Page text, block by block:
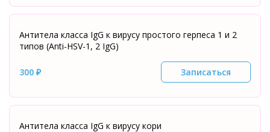
Антитела класса IgG к вирусу простого герпеса 1 и 2
типов (Anti-HSV-1, 2 IgG)
300 ₽ Записаться
Антитела класса IgG к вирусу кори